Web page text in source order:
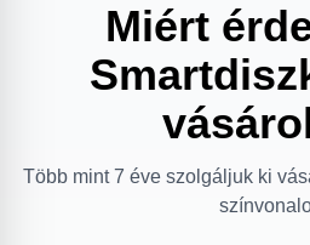
Miért
Több mint 7 éve szolgáljuk ki